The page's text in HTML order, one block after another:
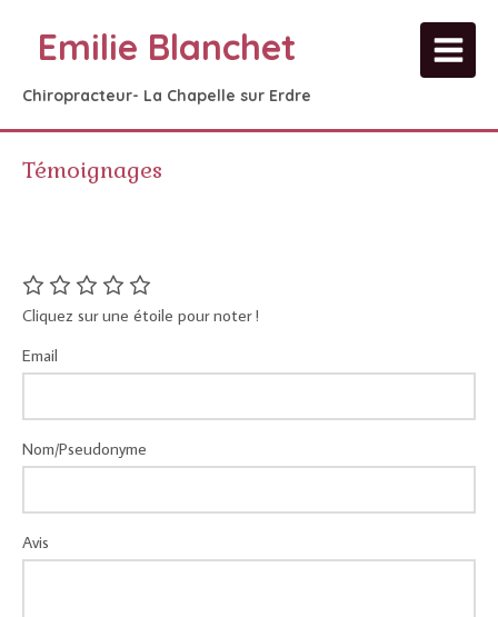
Emilie Blanchet
Chiropracteur- La Chapelle sur Erdre
Témoignages
Cliquez sur une étoile pour noter !
Email
Nom/Pseudonyme
Avis